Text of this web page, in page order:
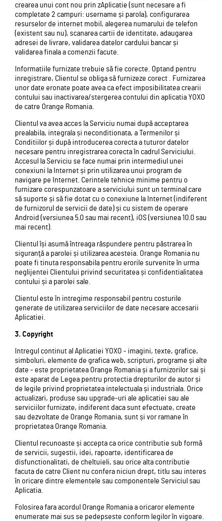
crearea unui cont nou prin zAplicatie (sunt necesare a fi
completate 2 campuri: username și parola), configurarea
resurselor de internet mobil, alegerea numarului de telefon
(existent sau nu), scanarea cartii de identitate, adaugarea
adresei de livrare, validarea datelor cardului bancar și
validarea finala a comenzii facute.
Informatiile furnizate trebuie să fie corecte. Optand pentru
inregistrare, Clientul se obliga să furnizeze corect . Furnizarea
unor date eronate poate avea ca efect imposibilitatea crearii
contului sau inactivarea/stergerea contului din aplicatia YOXO
de catre Orange Romania.
Clientul va avea acces la Serviciu numai după acceptarea
prealabila, integrala și neconditionata, a Termenilor și
Conditiilor și după introducerea corecta a tuturor datelor
necesare pentru inregistrarea corecta în cadrul Serviciului.
Accesul la Serviciu se face numai prin intermediul unei
conexiuni la Internet și prin utilizarea unui program de
navigare pe Internet. Cerintele tehnice minime pentru o
furnizare corespunzatoare a serviciului sunt un terminal care
să suporte și să fie dotat cu o conexiune la Internet (indiferent
de furnizorul de servicii de date) și cu sistem de operare
Android (versiunea 5.0 sau mai recent), iOS (versiunea 10.0 sau
mai recent).
Clientul își asumă întreaga răspundere pentru păstrarea în
siguranţă a parolei și utilizarea acesteia. Orange Romania nu
poate fi tinuta responsabila pentru erorile survenite în urma
neglijentei Clientului privind securitatea și confidentialitatea
contului și a parolei sale.
Clientul este în intregime responsabil pentru costurile
generate de utilizarea serviciilor de date necesare accesarii
Aplicatiei.
3. Copyright
Intregul continut al Aplicatiei YOXO - imagini, texte, grafice,
simboluri, elemente de grafica web, scripturi, programe și alte
date - este proprietatea Orange Romania și a furnizorilor sai și
este aparat de Legea pentru protectia drepturilor de autor și
de legile privind proprietatea intelectuala și industriala. Orice
actualizari, produse sau upgrade-uri ale aplicatiei sau ale
serviciilor furnizate, indiferent daca sunt efectuate, create
sau dezvoltate de Orange Romania, sunt și vor ramane în
proprietatea Orange Romania.
Clientul recunoaste și accepta ca orice contributie sub formă
de servicii, sugestii, idei, rapoarte, identificarea de
disfunctionalitati, de cheltuieli, sau orice alta contributie
facuta de catre Client nu confera niciun drept, titlu sau interes
în oricare dintre elementele sau componentele Serviciul sau
Aplicatia.
Folosirea fara acordul Orange Romania a oricaror elemente
enumerate mai sus se pedepseste conform legilor în vigoare.